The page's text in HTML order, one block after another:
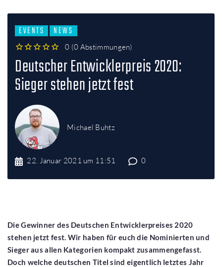
EVENTS NEWS
0 (0 Abstimmungen)
Deutscher Entwicklerpreis 2020:
Sieger stehen jetzt fest
Michael Buhtz
22. Januar 2021 um 11:51 0
Die Gewinner des Deutschen Entwicklerpreises 2020
stehen jetzt fest. Wir haben für euch die Nominierten und
Sieger aus allen Kategorien kompakt zusammengefasst.
Doch welche deutschen Titel sind eigentlich letztes Jahr